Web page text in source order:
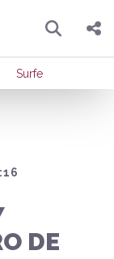
Pesquisar
Surfe
DE